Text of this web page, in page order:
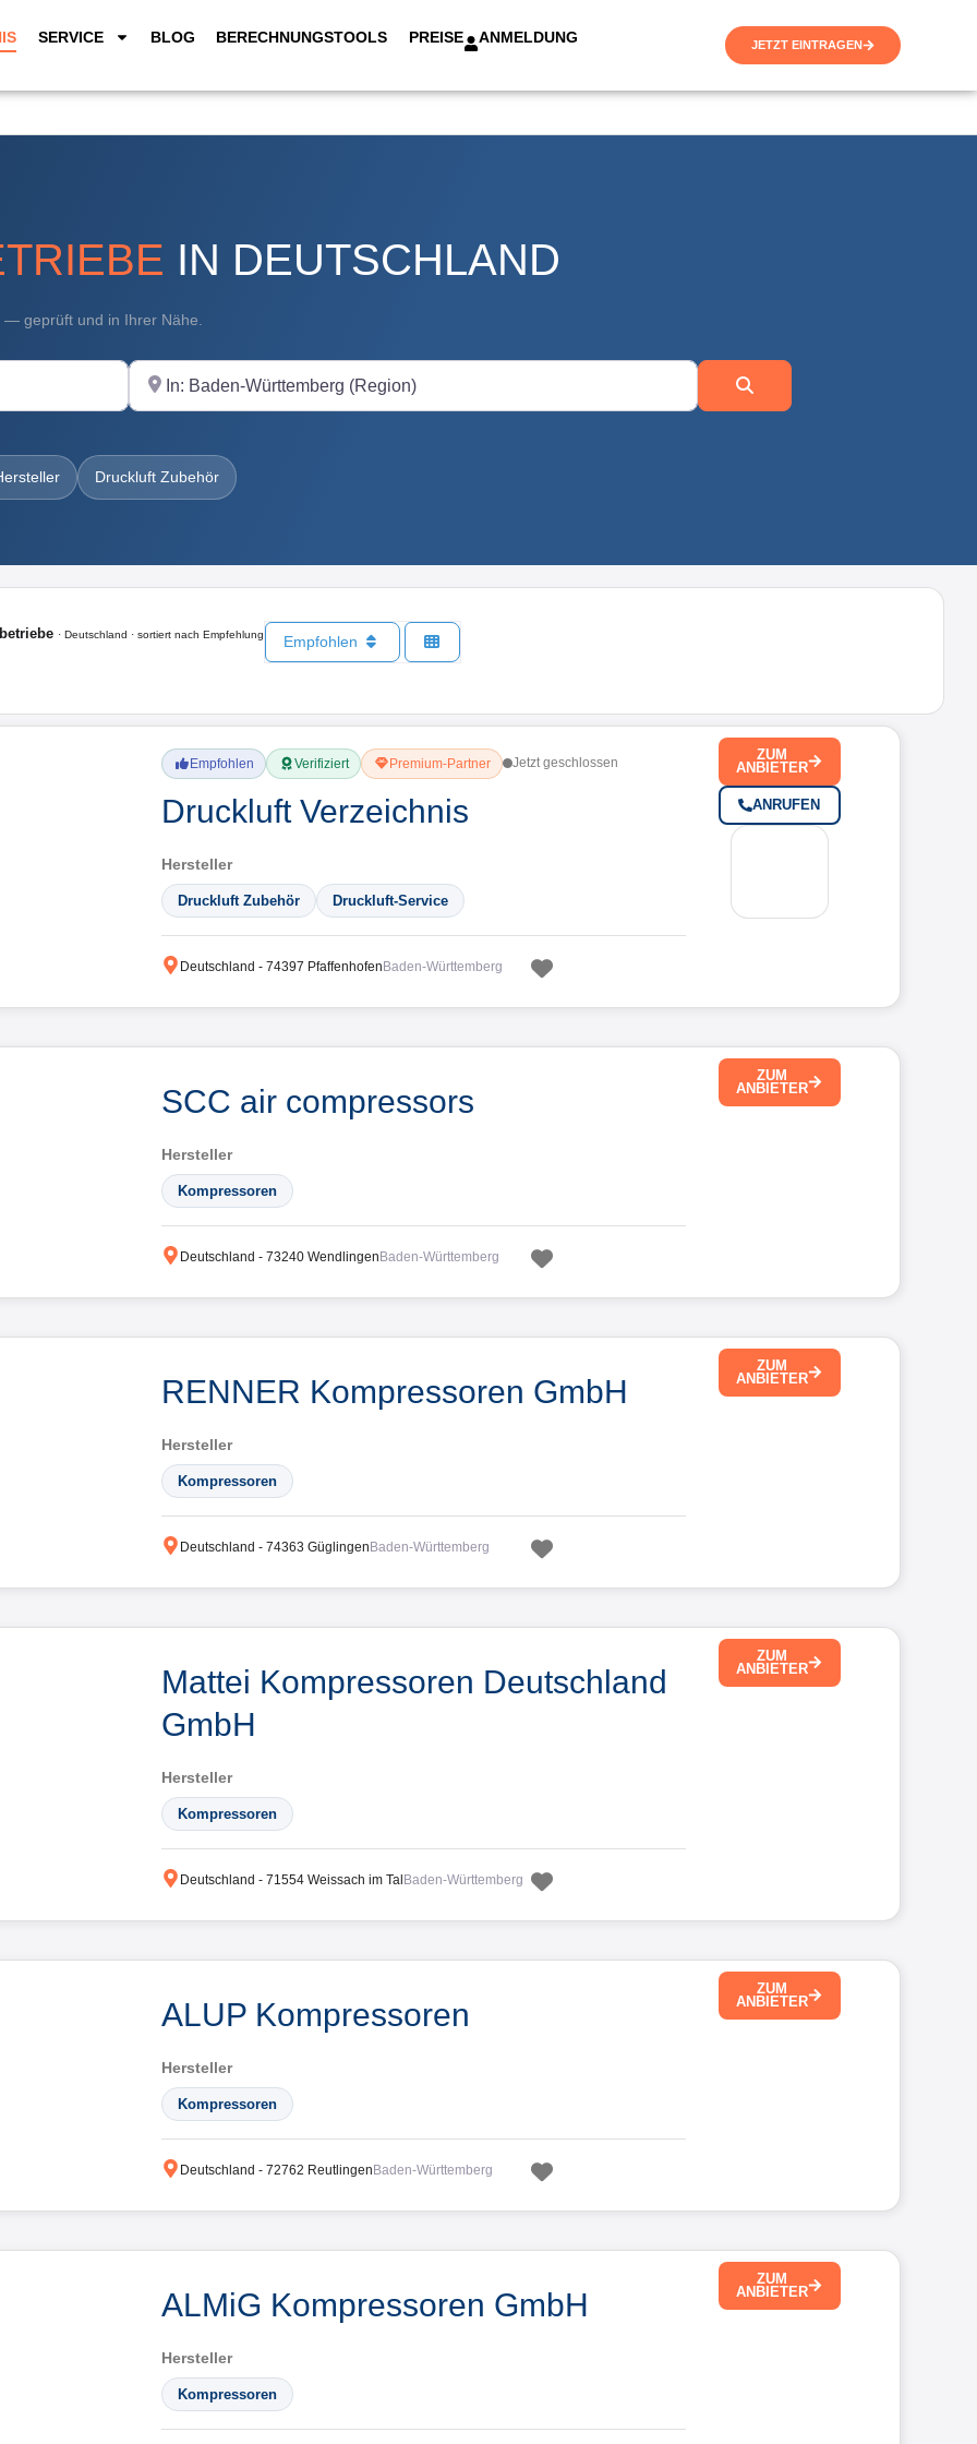
SERVICE BLOG BERECHNUNGSTOOLS PREISE ANMELDUNG JETZT EINTRAGEN
IN DEUTSCHLAND
— geprüft und in Ihrer Nähe.
In der Nähe
Druckluft Zubehör
· Deutschland · sortiert nach Empfehlung Empfohlen
Empfohlen Verifiziert Premium-Partner Jetzt geschlossen
Druckluft Verzeichnis
Hersteller
Druckluft Zubehör Druckluft-Service
Deutschland -74397 Pfaffenhofen Baden-Württemberg
ZUM
ANBIETER
ANRUFEN
SCC air compressors
Hersteller
Kompressoren
Deutschland -73240 Wendlingen Baden-Württemberg
ZUM
ANBIETER
RENNER Kompressoren GmbH
Hersteller
Kompressoren
Deutschland -74363 Güglingen Baden-Württemberg
ZUM
ANBIETER
Mattei Kompressoren Deutschland
GmbH
Hersteller
Kompressoren
Deutschland -71554 Weissach im Tal Baden-Württemberg
ZUM
ANBIETER
ALUP Kompressoren
Hersteller
Kompressoren
Deutschland -72762 Reutlingen Baden-Württemberg
ZUM
ANBIETER
ALMiG Kompressoren GmbH
Hersteller
Kompressoren
ZUM
ANBIETER